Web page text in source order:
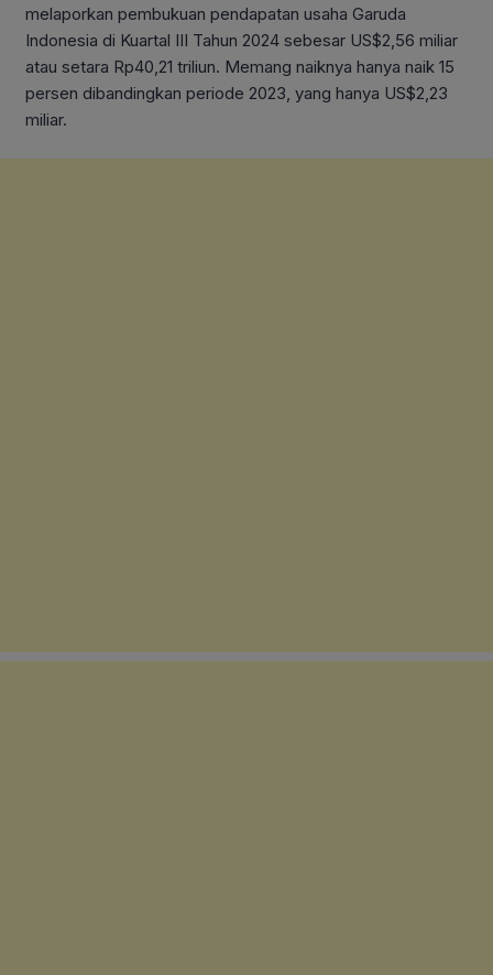
melaporkan pembukuan pendapatan usaha Garuda
Indonesia di Kuartal III Tahun 2024 sebesar US$2,56 miliar
atau setara Rp40,21 triliun. Memang naiknya hanya naik 15
persen dibandingkan periode 2023, yang hanya US$2,23
miliar.